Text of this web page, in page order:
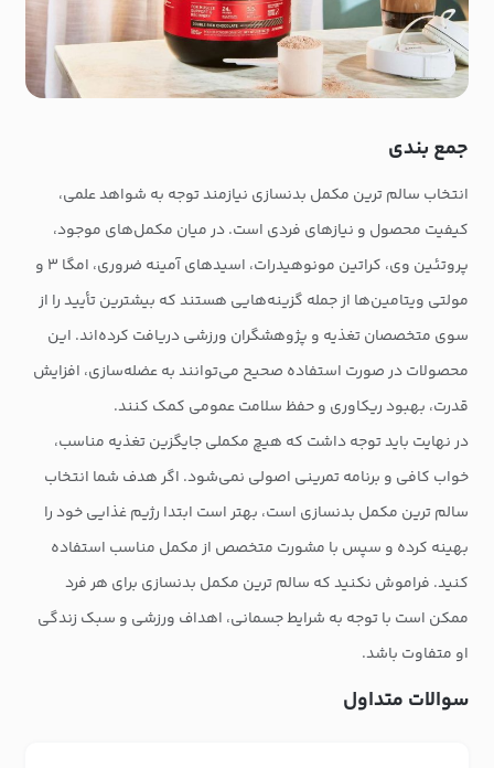
جمع بندی
انتخاب سالم ترین مکمل بدنسازی نیازمند توجه به شواهد علمی،
کیفیت محصول و نیازهای فردی است. در میان مکمل‌های موجود،
پروتئین وی، کراتین مونوهیدرات، اسیدهای آمینه ضروری، امگا ۳ و
مولتی ویتامین‌ها از جمله گزینه‌هایی هستند که بیشترین تأیید را از
سوی متخصصان تغذیه و پژوهشگران ورزشی دریافت کرده‌اند. این
محصولات در صورت استفاده صحیح می‌توانند به عضله‌سازی، افزایش
قدرت، بهبود ریکاوری و حفظ سلامت عمومی کمک کنند.
در نهایت باید توجه داشت که هیچ مکملی جایگزین تغذیه مناسب،
خواب کافی و برنامه تمرینی اصولی نمی‌شود. اگر هدف شما انتخاب
سالم ترین مکمل بدنسازی است، بهتر است ابتدا رژیم غذایی خود را
بهینه کرده و سپس با مشورت متخصص از مکمل مناسب استفاده
کنید. فراموش نکنید که سالم ترین مکمل بدنسازی برای هر فرد
ممکن است با توجه به شرایط جسمانی، اهداف ورزشی و سبک زندگی
او متفاوت باشد.
سوالات متداول